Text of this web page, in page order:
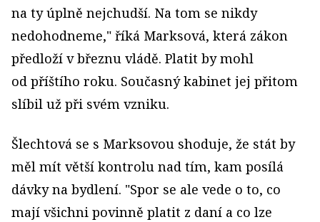
na ty úplně nejchudší. Na tom se nikdy
nedohodneme," říká Marksová, která zákon
předloží v březnu vládě. Platit by mohl
od příštího roku. Současný kabinet jej přitom
slíbil už při svém vzniku.
Šlechtová se s Marksovou shoduje, že stát by
měl mít větší kontrolu nad tím, kam posílá
dávky na bydlení. "Spor se ale vede o to, co
mají všichni povinně platit z daní a co lze